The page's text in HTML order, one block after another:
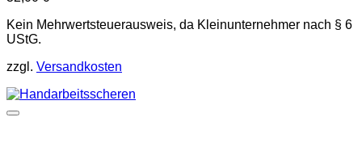
Kein Mehrwertsteuerausweis, da Kleinunternehmer nach § 6
UStG.
zzgl. Versandkosten